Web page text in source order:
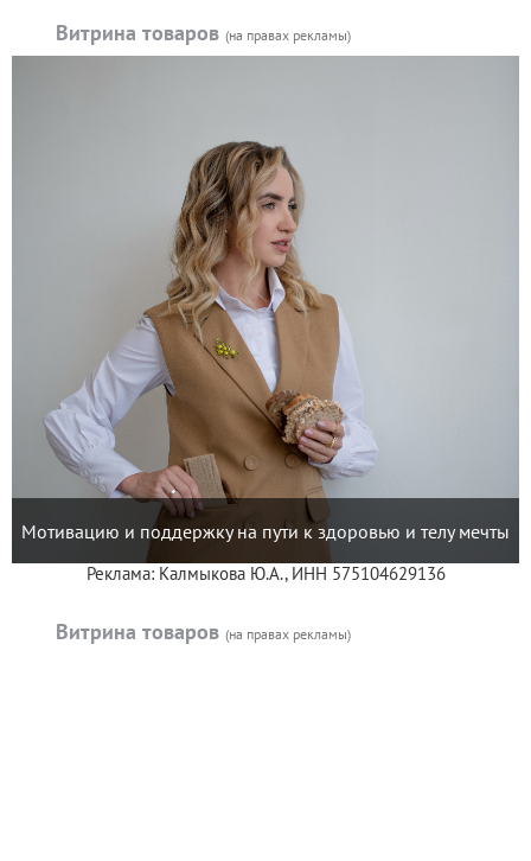
Витрина товаров (на правах рекламы)
Мотивацию и поддержку на пути к здоровью и телу мечты
Реклама: Калмыкова Ю.А., ИНН 575104629136
Витрина товаров (на правах рекламы)